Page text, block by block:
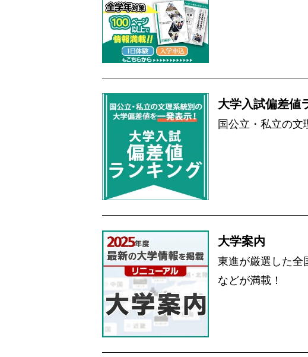
大学入試偏差値
国公立・私立の文
大学案内
東進が厳選した全
などが満載！